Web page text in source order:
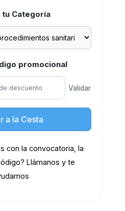
tu Categoría
promocional
Validar
a la Cesta
con la convocatoria, la
Llámanos y te